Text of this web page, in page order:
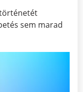
sem marad